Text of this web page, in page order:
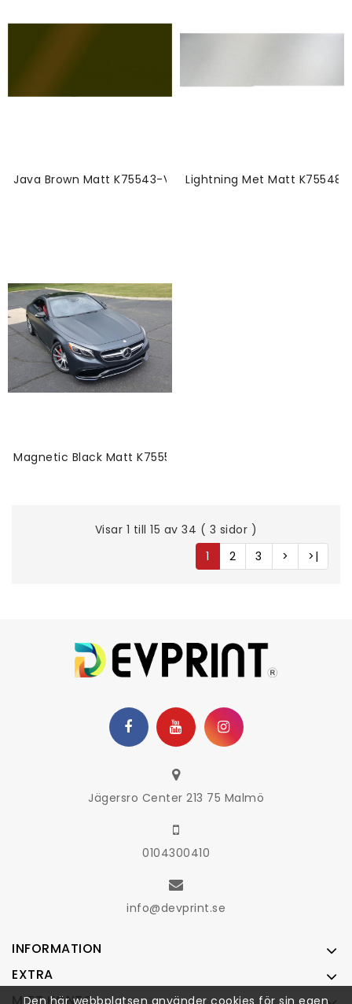
Java Brown Matt K75543-VinylLightning Met Matt K75548-
Magnetic Black Matt K75551-Vinyl
Visar 1 till 15 av 34 ( 3 sidor )
1
2 3 > >|
Jägersro Center 213 75 Malmö
0104300410
info@devprint.se
INFORMATION
EXTRA
Den här webbplatsen använder cookies för sin egen